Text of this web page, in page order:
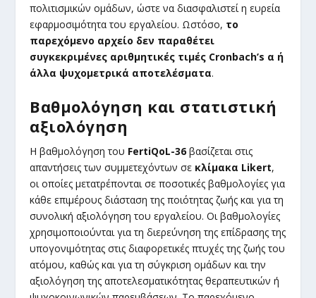
πολιτισμικών ομάδων, ώστε να διασφαλιστεί η ευρεία
εφαρμοσιμότητα του εργαλείου. Ωστόσο, το
παρεχόμενο αρχείο δεν παραθέτει
συγκεκριμένες αριθμητικές τιμές Cronbach’s α ή
άλλα ψυχομετρικά αποτελέσματα.
Βαθμολόγηση και στατιστική
αξιολόγηση
Η βαθμολόγηση του FertiQoL-36 βασίζεται στις
απαντήσεις των συμμετεχόντων σε κλίμακα Likert,
οι οποίες μετατρέπονται σε ποσοτικές βαθμολογίες για
κάθε επιμέρους διάσταση της ποιότητας ζωής και για τη
συνολική αξιολόγηση του εργαλείου. Οι βαθμολογίες
χρησιμοποιούνται για τη διερεύνηση της επίδρασης της
υπογονιμότητας στις διαφορετικές πτυχές της ζωής του
ατόμου, καθώς και για τη σύγκριση ομάδων και την
αξιολόγηση της αποτελεσματικότητας θεραπευτικών ή